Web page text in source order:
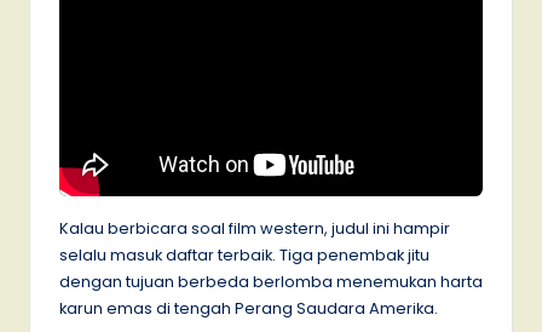
Kalau berbicara soal film western, judul ini hampir
selalu masuk daftar terbaik. Tiga penembak jitu
dengan tujuan berbeda berlomba menemukan harta
karun emas di tengah Perang Saudara Amerika.